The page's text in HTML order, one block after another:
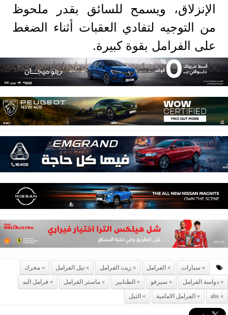
الإنزلاق، ويسمح للسائق بقدر ملحوظ
من التوجيه لتفادي العقبات أثناء الضغط
على الفرامل بقوة كبيرة.
سيارات الفرامل زيت الفرامل تيل الفرامل
محرك
دواسة الفرامل
سيرفو الطنابير ماستر الفرامل
فرامل اليد
abs
الفرامل الامامية التيل